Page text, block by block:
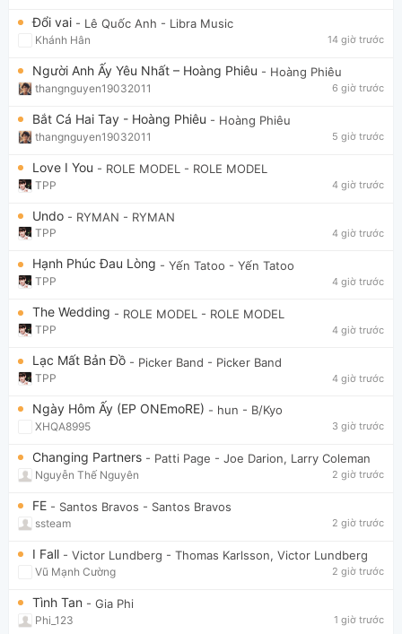
Đổi vai - Lê Quốc Anh - Libra Music
Khánh Hân 14 giờ trước
Người Anh Ấy Yêu Nhất – Hoàng Phiêu - Hoàng Phiêu
thangnguyen19032011 6 giờ trước
Bắt Cá Hai Tay - Hoàng Phiêu - Hoàng Phiêu
thangnguyen19032011 5 giờ trước
Love I You - ROLE MODEL - ROLE MODEL
TPP 4 giờ trước
Undo - RYMAN - RYMAN
TPP 4 giờ trước
Hạnh Phúc Đau Lòng - Yến Tatoo - Yến Tatoo
TPP 4 giờ trước
The Wedding - ROLE MODEL - ROLE MODEL
TPP 4 giờ trước
Lạc Mất Bản Đồ - Picker Band - Picker Band
TPP 4 giờ trước
Ngày Hôm Ấy (EP ONEmoRE) - hun - B/Kyo
XHQA8995 3 giờ trước
Changing Partners - Patti Page - Joe Darion, Larry Coleman
Nguyễn Thế Nguyên 2 giờ trước
FE - Santos Bravos - Santos Bravos
ssteam 2 giờ trước
I Fall - Victor Lundberg - Thomas Karlsson, Victor Lundberg
Vũ Mạnh Cường 2 giờ trước
Tình Tan - Gia Phi
Phi_123 1 giờ trước